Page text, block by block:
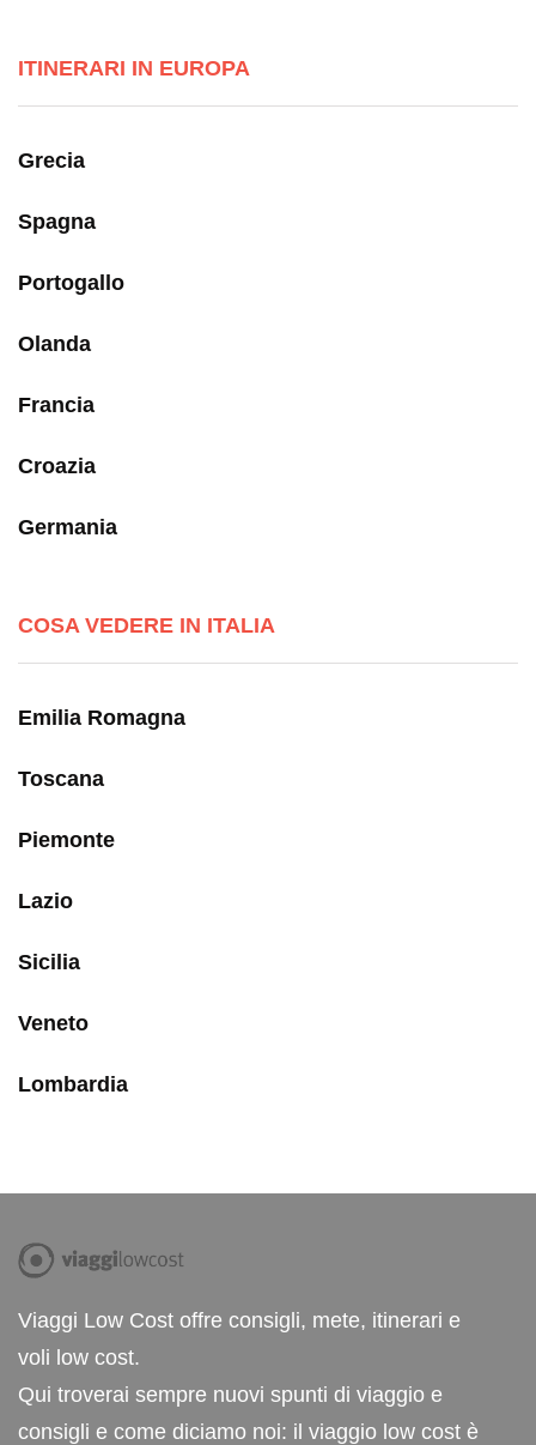
ITINERARI IN EUROPA
Grecia
Spagna
Portogallo
Olanda
Francia
Croazia
Germania
COSA VEDERE IN ITALIA
Emilia Romagna
Toscana
Piemonte
Lazio
Sicilia
Veneto
Lombardia
Viaggi Low Cost offre consigli, mete, itinerari e
voli low cost.
Qui troverai sempre nuovi spunti di viaggio e
consigli e come diciamo noi: il viaggio low cost è